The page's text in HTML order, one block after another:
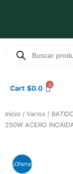
productos
Cart $0.0 0
Inicio / Varios /
250W ACERO
¡Oferta!